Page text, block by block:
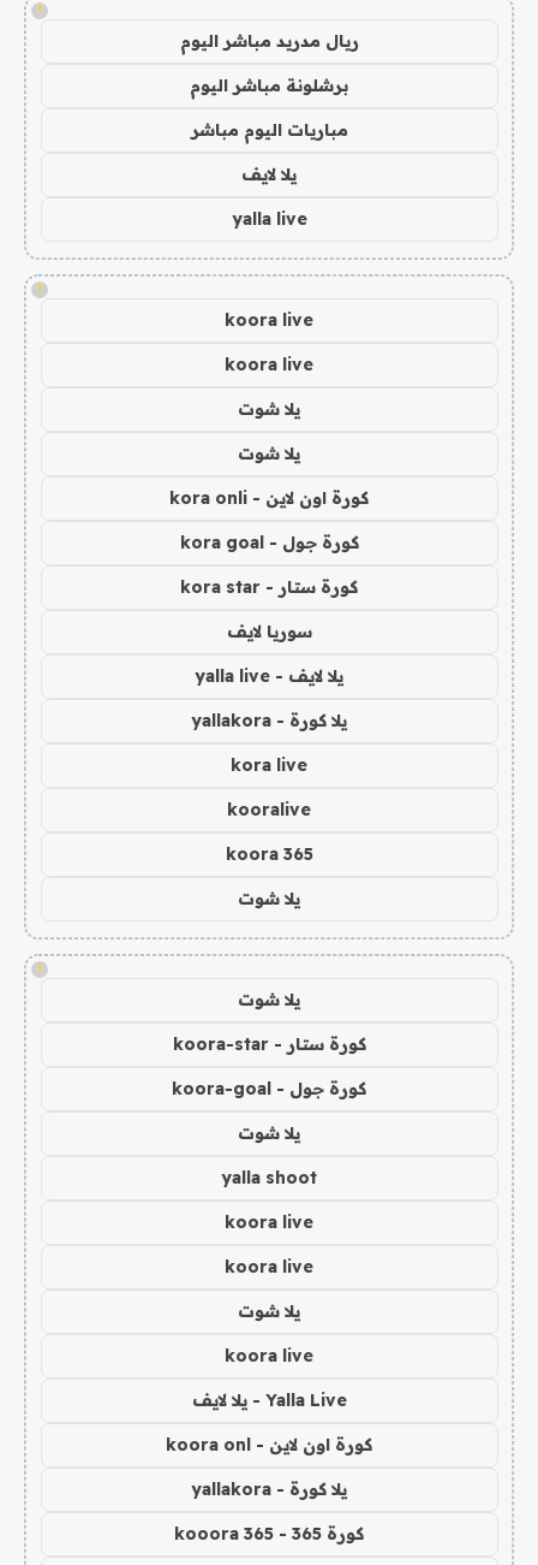
!
ريال مدريد مباشر اليوم
برشلونة مباشر اليوم
مباريات اليوم مباشر
يلا لايف
yalla live
!
koora live
koora live
يلا شوت
يلا شوت
كورة اون لاين - kora onli
كورة جول - kora goal
كورة ستار - kora star
سوريا لايف
يلا لايف - yalla live
يلا كورة - yallakora
kora live
kooralive
koora 365
يلا شوت
!
يلا شوت
كورة ستار - koora-star
كورة جول - koora-goal
يلا شوت
yalla shoot
koora live
koora live
يلا شوت
koora live
Yalla Live - يلا لايف
كورة اون لاين - koora onl
يلا كورة - yallakora
كورة 365 - kooora 365